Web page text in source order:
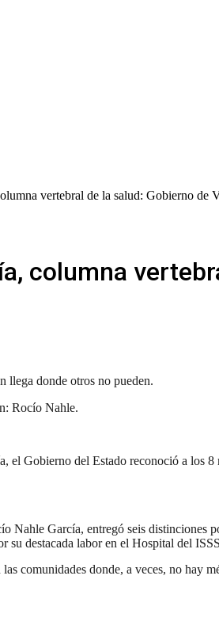
vertebral de la salud: Gobierno de
columna
llega donde otros no pueden.
Rocío Nahle.
Gobierno del Estado reconoció a los
Nahle García, entregó seis
su destacada labor en el Hospital del
comunidades donde, a veces, no